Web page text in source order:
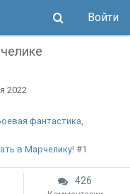
Войти
2022
фантастика,
в Марчелику!#1
426